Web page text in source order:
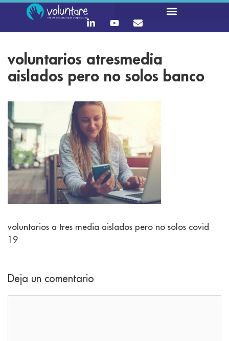
voluntarios atresmedia
aislados pero no solos banco
voluntarios a tres media aislados pero no solos covid
19
Deja un comentario